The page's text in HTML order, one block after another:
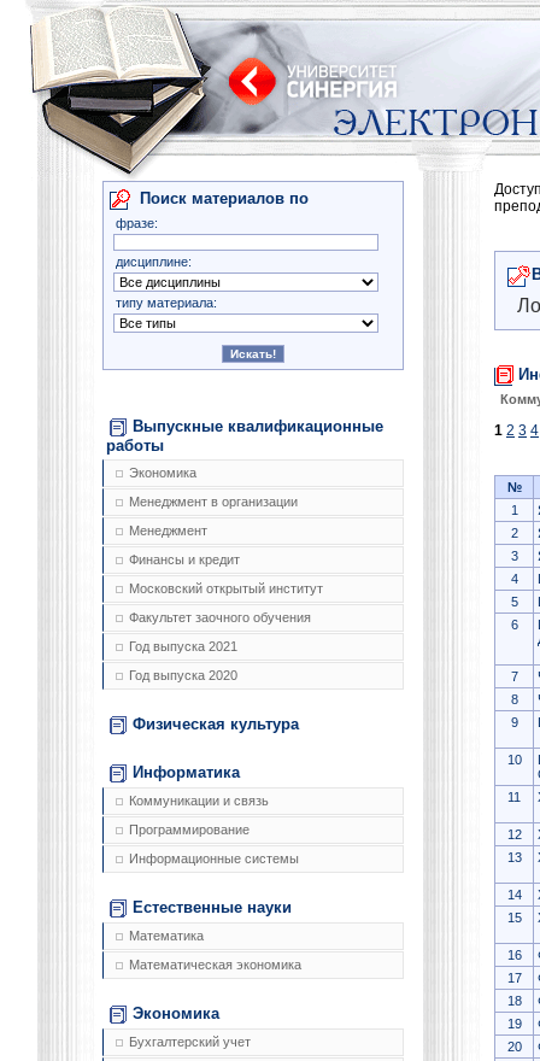
Поиск материалов по
фразе:
дисциплине:
типу материала:
Выпускные квалификационные
работы
Экономика
Менеджмент в организации
Менеджмент
Финансы и кредит
Московский открытый институт
Факультет заочного обучения
Год выпуска 2021
Год выпуска 2020
Физическая культура
Информатика
Коммуникации и связь
Программирование
Информационные системы
Естественные науки
Математика
Математическая экономика
Экономика
Бухгалтерский учет
1 2 3 4
№
1
2
3
4
5
6
7
8
9
10
11
12
13
14
15
16
17
18
19
20